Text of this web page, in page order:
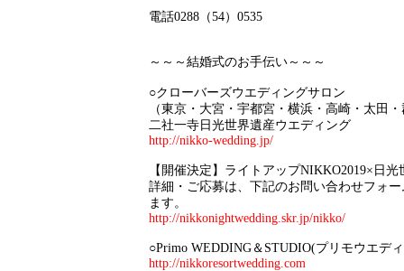
電話0288（54）0535
～～～結婚式のお手伝い～～～
○クローバーズウエディングサロン
（東京・大宮・宇都宮・横浜・高崎・太田
二社一寺日光世界遺産ウエディング
http://nikko-wedding.jp/
【開催決定】ライトアップNIKKO2019×日光
詳細・ご応募は、下記のお問い合わせフォ
ます。
http://nikkonightwedding.skr.jp/nikko/
○Primo WEDDING＆STUDIO(プリモウエデ
http://nikkoresortwedding.com